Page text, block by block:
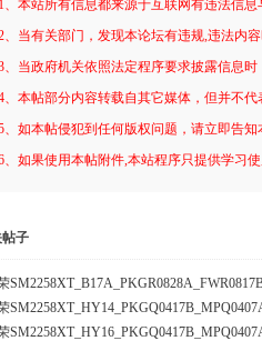
1、本站所有信息都来源于互联网有违法信
、当有关部门，发现本论坛有违规,违法内
、当政府机关依照法定程序要求披露信息
、本帖部分内容转载自其它媒体，但并不
、如本帖侵犯到任何版权问题，请立即告
、如果使用本帖附件,本站程序只提供学习
子